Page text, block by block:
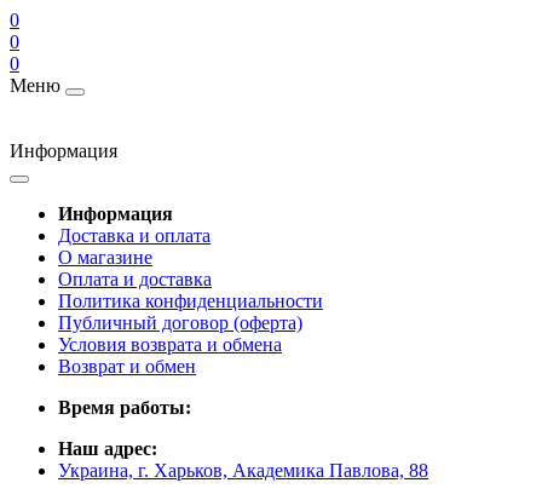
0
0
0
Меню
Информация
Информация
Доставка и оплата
О магазине
Оплата и доставка
Политика конфиденциальности
Публичный договор (оферта)
Условия возврата и обмена
Возврат и обмен
Время работы:
Наш адрес:
Украина, г. Харьков, Академика Павлова, 88